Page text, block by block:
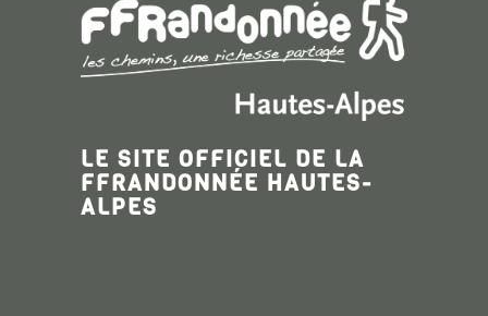
LE SITE OFFICIEL DE LA
FFRANDONNÉE HAUTES-
ALPES